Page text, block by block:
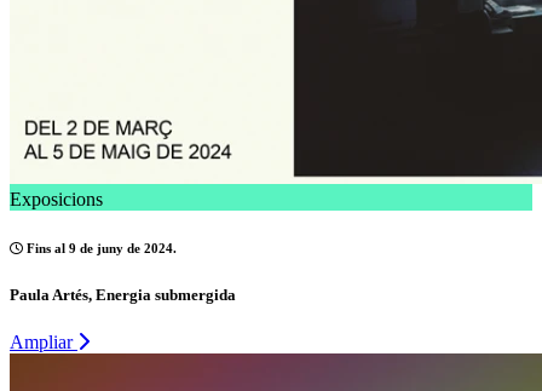
Exposicions
Fins al 9 de juny de 2024.
Paula Artés, Energia submergida
Ampliar